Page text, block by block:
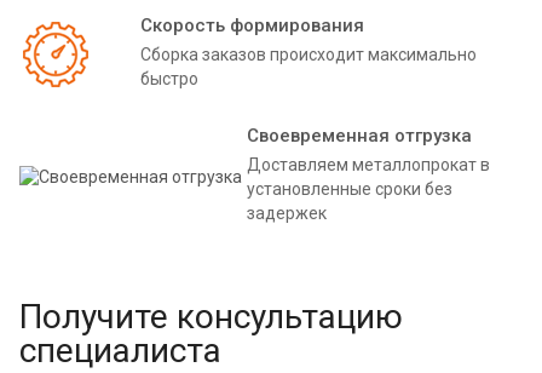
Скорость формирования
Сборка заказов происходит максимально
быстро
Своевременная отгрузка
Доставляем металлопрокат в
установленные сроки без
задержек
Получите консультацию
специалиста